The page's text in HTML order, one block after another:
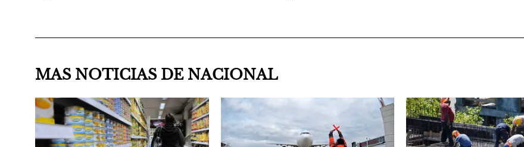
MAS NOTICIAS DE NACIONAL